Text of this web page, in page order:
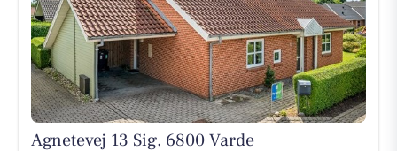
Agnetevej 13 Sig, 6800 Varde